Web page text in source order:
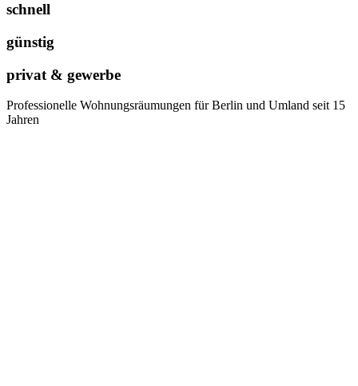
schnell
günstig
privat & gewerbe
Professionelle Wohnungsräumungen für Berlin und Umland seit 15
Jahren